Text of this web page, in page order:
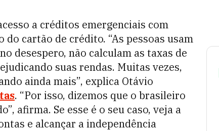
a créditos emergenciais com
cartão de crédito. “As pessoas usam
desespero, não calculam as taxas de
suas rendas. Muitas vezes,
ainda mais”, explica Otávio
. “Por isso, dizemos que o brasileiro
afirma. Se esse é o seu caso, veja a
e alcançar a independência